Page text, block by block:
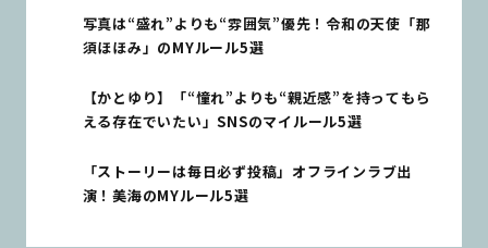
写真は“盛れ”よりも“雰囲気”優先！令和の天使「那
須ほほみ」のMYルール5選
【かとゆり】「“憧れ”よりも“親近感”を持ってもら
える存在でいたい」SNSのマイルール5選
「ストーリーは毎日必ず投稿」オフラインラブ出
演！美海のMYルール5選